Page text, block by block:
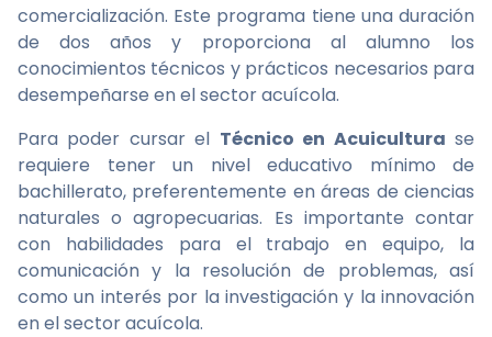
comercialización. Este programa tiene una duración
de dos años y proporciona al alumno los
conocimientos técnicos y prácticos necesarios para
desempeñarse en el sector acuícola.
Para poder cursar el Técnico en Acuicultura se
requiere tener un nivel educativo mínimo de
bachillerato, preferentemente en áreas de ciencias
naturales o agropecuarias. Es importante contar
con habilidades para el trabajo en equipo, la
comunicación y la resolución de problemas, así
como un interés por la investigación y la innovación
en el sector acuícola.